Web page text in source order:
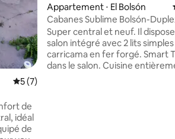
Évaluation moyenne sur la base de 7
5 (7)
de
idéal
de
Appartement ⋅ El Bolsón
Cabanes Sublime Bolsón-
Super central et neuf. Il
salon intégré avec 2 lits simples
carricama en fer forgé. Smart
dans le salon. Cuisine